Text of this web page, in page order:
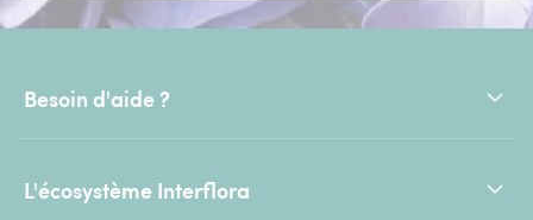
Besoin d'aide ?
L'écosystème Interflora